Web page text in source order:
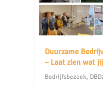
Duurzame
– Laat zien wat
Bedrijfsbezoek,